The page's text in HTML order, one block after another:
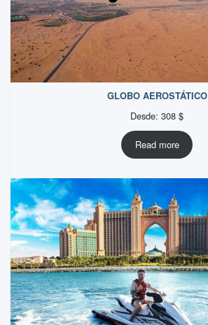
GLOBO AEROSTÁTICO
Desde: 308 $
Read more